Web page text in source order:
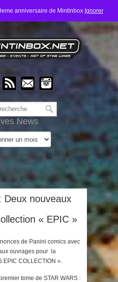
anniversaire de Mintinbox Ignorer
News
Deux nouveaux
« EPIC »
de Panini comics avec
ouvrages pour la
EPIC COLLECTION ».
tome de STAR WARS :